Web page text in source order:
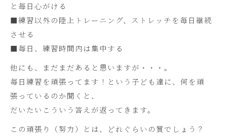
と毎日心がける
■練習以外の陸上トレーニング、ストレッチを毎日継続
させる
■毎日、練習時間内は集中する
他にも、まだまだあると思いますが・・・。
毎日練習を頑張ってます！という子ども達に、何を頑
張っているのか聞くと、
だいたいこういう答えが返ってきます。
この頑張り（努力）とは、どれぐらいの質でしょう？